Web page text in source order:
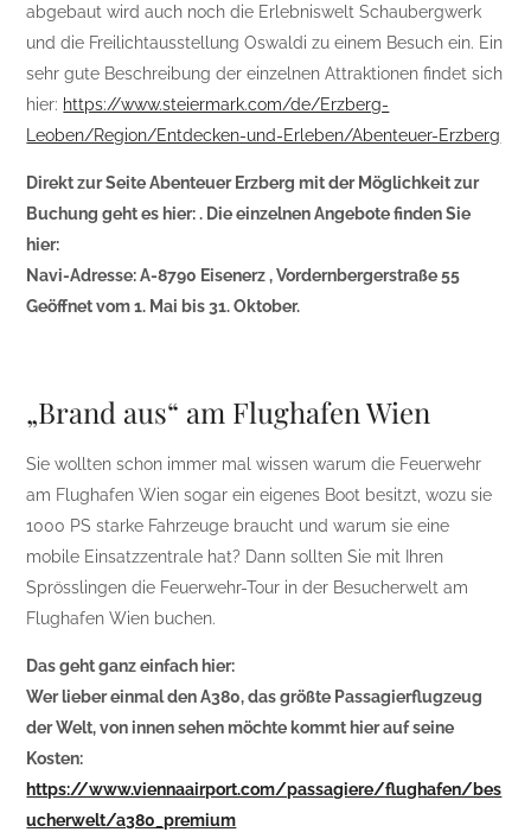
abgebaut wird auch noch die Erlebniswelt Schaubergwerk
und die Freilichtausstellung Oswaldi zu einem Besuch ein. Ein
sehr gute Beschreibung der einzelnen Attraktionen findet sich
hier: https://www.steiermark.com/de/Erzberg-
Leoben/Region/Entdecken-und-Erleben/Abenteuer-Erzberg
Direkt zur Seite Abenteuer Erzberg mit der Möglichkeit zur
Buchung geht es hier: . Die einzelnen Angebote finden Sie
hier:
Navi-Adresse: A-8790 Eisenerz , Vordernbergerstraße 55
Geöffnet vom 1. Mai bis 31. Oktober.
„Brand aus“ am Flughafen Wien
Sie wollten schon immer mal wissen warum die Feuerwehr
am Flughafen Wien sogar ein eigenes Boot besitzt, wozu sie
1000 PS starke Fahrzeuge braucht und warum sie eine
mobile Einsatzzentrale hat? Dann sollten Sie mit Ihren
Sprösslingen die Feuerwehr-Tour in der Besucherwelt am
Flughafen Wien buchen.
Das geht ganz einfach hier:
Wer lieber einmal den A380, das größte Passagierflugzeug
der Welt, von innen sehen möchte kommt hier auf seine
Kosten:
https://www.viennaairport.com/passagiere/flughafen/bes
ucherwelt/a380_premium